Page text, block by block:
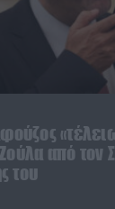
από τον
του